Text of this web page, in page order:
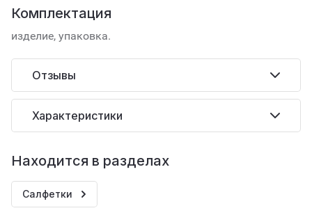
Комплектация
изделие, упаковка.
Отзывы
Характеристики
Находится в разделах
Салфетки